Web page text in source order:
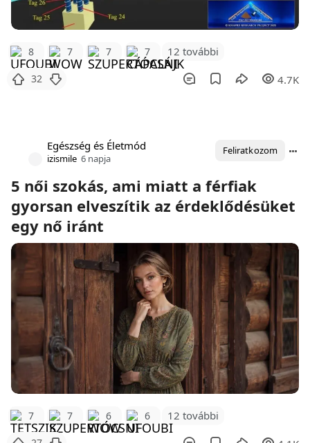
8 7 7 7 12 további
32 4.7K
Egészség és Életmód
izismile 6 napja
Feliratkozom
5 női szokás, ami miatt a férfiak
gyorsan elveszítik az érdeklődésüket
egy nő iránt
7 7 6 6 12 további